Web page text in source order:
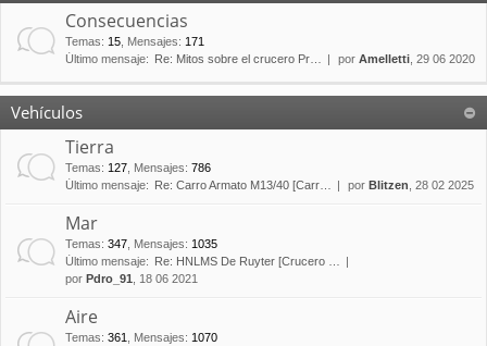
Consecuencias
Temas: 15 Mensajes: 171
Último mensaje:
Re: Mitos sobre el crucero Pr… por Amelletti , 29 06 2020
Vehículos
Tierra
Temas: 127 Mensajes: 786
Último mensaje:
Re: Carro Armato M13/40 [Carr… por Blitzen , 28 02 2025
Mar
Temas: 347 Mensajes: 1035
Último mensaje:
Re: HNLMS De Ruyter [Crucero …
por Pdro_91 , 18 06 2021
Aire
Temas: 361 Mensajes: 1070